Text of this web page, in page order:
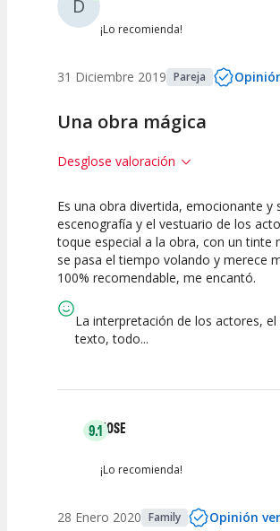
D
¡Lo recomienda!
31 Diciembre 2019 Pareja
Una obra mágica
Desglose valoración
10
Calidad del
Espectáculo
10
Puesta en
Escena
10
Interpretación
artística
Es una obra divertida, emocionante y
escenografía y el vestuario de los
toque especial a la obra, con un tinte
se pasa el tiempo volando y merece
100% recomendable, me encantó.
La interpretación de los actores,
texto, todo...
9.1JOSE
¡Lo recomienda!
28 Enero 2020 Family Opinión